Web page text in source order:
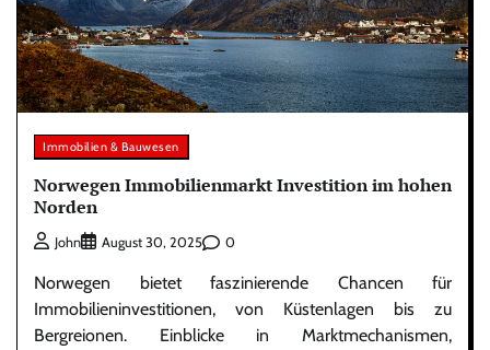
Immobilien & Bauwesen
Norwegen Immobilienmarkt Investition im hohen
Norden
John August 30, 2025 0
Norwegen bietet faszinierende Chancen für
Immobilieninvestitionen, von Küstenlagen bis zu
Bergreionen. Einblicke in Marktmechanismen,